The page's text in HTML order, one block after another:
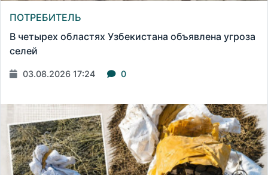
ПОТРЕБИТЕЛЬ
В четырех областях Узбекистана объявлена угроза
селей
03.08.2026 17:24 0